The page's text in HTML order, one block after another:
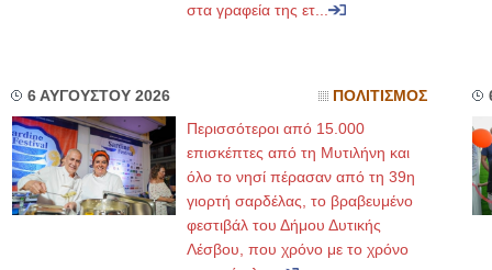
στα γραφεία της ετ...
6 ΑΥΓΟΥΣΤΟΥ 2026 ΠΟΛΙΤΙΣΜΟΣ
Περισσότεροι από 15.000
επισκέπτες από τη Μυτιλήνη και
όλο το νησί πέρασαν από τη 39η
γιορτή σαρδέλας, το βραβευμένο
φεστιβάλ του Δήμου Δυτικής
Λέσβου, που χρόνο με το χρόνο